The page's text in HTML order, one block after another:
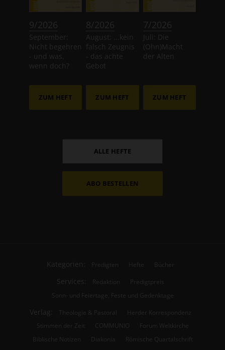
9/2026
September:
Nicht begehren
- und was,
wenn doch?
ZUM HEFT
8/2026
August: ...kein
falsch Zeugnis
- das achte
Gebot
ZUM HEFT
7/2026
Juli: Die
(Ohn)Macht
der Alten
ZUM HEFT
ALLE HEFTE
ABO BESTELLEN
Kategorien: Predigten Hefte Bücher
Services: Redaktion
Predigtpreis
Sonn- und Feiertage, Feste und Gedenktage
Verlag: Theologie & Pastoral
Herder Korrespondenz
Stimmen der Zeit
COMMUNIO
Forum Weltkirche
Biblische Notizen
Diakonia Römische Quartalschrift